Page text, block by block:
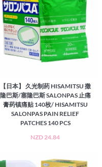
【日本】 久光制药 HISAMITSU 撒
隆巴斯/塞隆巴斯 SALONPAS 止痛
膏药镇痛贴 140枚/ HISAMITSU
SALONPAS PAIN RELIEF
PATCHES 140 PCS
NZD 24.84